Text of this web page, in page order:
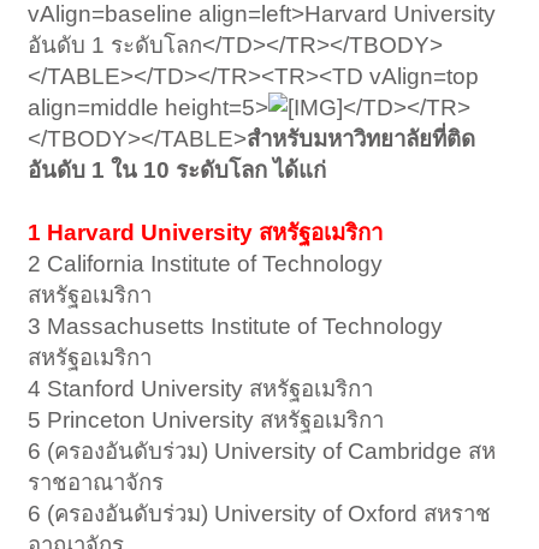
vAlign=baseline align=left>Harvard University
อันดับ 1 ระดับโลก</TD></TR></TBODY>
</TABLE></TD></TR><TR><TD vAlign=top
align=middle height=5>
</TD></TR>
</TBODY></TABLE>สำหรับมหาวิทยาลัยที่ติด
อันดับ 1 ใน 10 ระดับโลก ได้แก่
1 Harvard University สหรัฐอเมริกา
2 California Institute of Technology
สหรัฐอเมริกา
3 Massachusetts Institute of Technology
สหรัฐอเมริกา
4 Stanford University สหรัฐอเมริกา
5 Princeton University สหรัฐอเมริกา
6 (ครองอันดับร่วม) University of Cambridge สห
ราชอาณาจักร
6 (ครองอันดับร่วม) University of Oxford สหราช